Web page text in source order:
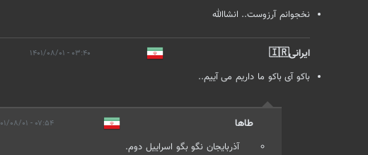
نخجوانم آرزوست.. انشاالله
ایرانی🇮🇷 ۰۳:۴۰ - ۱۴۰۱/۰۸/۰۱
باکو آی باکو ما داریم می آییم..
طاها ۰۷:۵۴ - ۱۴۰۱/۰۸/۰۱
آذربایجان نگو بگو اسراییل دوم.